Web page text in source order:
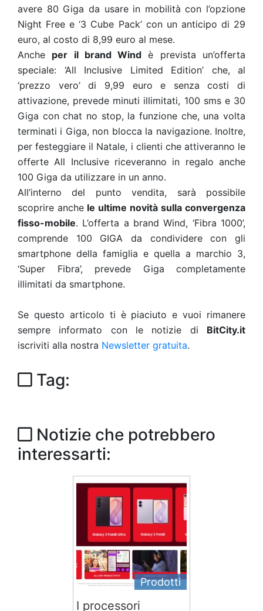
avere 80 Giga da usare in mobilità con l’opzione
Night Free e ‘3 Cube Pack’ con un anticipo di 29
euro, al costo di 8,99 euro al mese.
Anche per il brand Wind è prevista un’offerta
speciale: ‘All Inclusive Limited Edition’ che, al
‘prezzo vero’ di 9,99 euro e senza costi di
attivazione, prevede minuti illimitati, 100 sms e 30
Giga con chat no stop, la funzione che, una volta
terminati i Giga, non blocca la navigazione. Inoltre,
per festeggiare il Natale, i clienti che attiveranno le
offerte All Inclusive riceveranno in regalo anche
100 Giga da utilizzare in un anno.
All’interno del punto vendita, sarà possibile
scoprire anche le ultime novità sulla convergenza
fisso-mobile. L’offerta a brand Wind, ‘Fibra 1000’,
comprende 100 GIGA da condividere con gli
smartphone della famiglia e quella a marchio 3,
‘Super Fibra’, prevede Giga completamente
illimitati da smartphone.
Se questo articolo ti è piaciuto e vuoi rimanere
sempre informato con le notizie di BitCity.it
iscriviti alla nostra Newsletter gratuita.
Tag:
Notizie che potrebbero
interessarti:
Prodotti
I processori